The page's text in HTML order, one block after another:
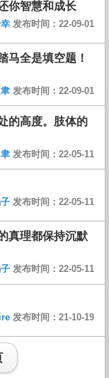
你智慧和成长
发布时间：22-09-01
马全是填空题！
发布时间：22-09-01
的高度。肢体的
发布时间：22-05-11
发布时间：22-05-11
真理都保持沉默
发布时间：22-05-11
发布时间：21-10-19